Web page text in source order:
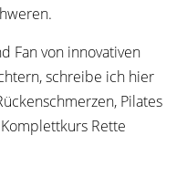
Fan von innovativen
schreibe ich hier
Pilates
Rette